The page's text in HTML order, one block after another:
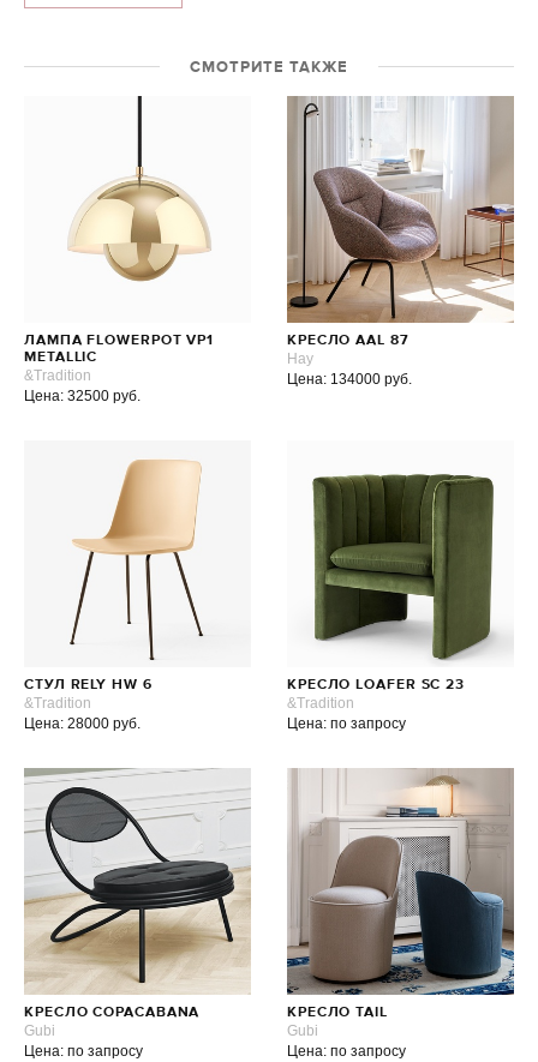
СМОТРИТЕ ТАКЖЕ
ЛАМПА FLOWERPOT VP1
METALLIC
&Tradition
Цена: 32500 руб.
КРЕСЛО AAL 87
Hay
Цена: 134000 руб.
СТУЛ RELY HW 6
&Tradition
Цена: 28000 руб.
КРЕСЛО LOAFER SC 23
&Tradition
Цена: по запросу
КРЕСЛО COPACABANA
Gubi
Цена: по запросу
КРЕСЛО TAIL
Gubi
Цена: по запросу